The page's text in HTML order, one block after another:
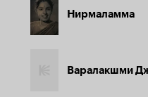
Нирмаламма
Варалакшми